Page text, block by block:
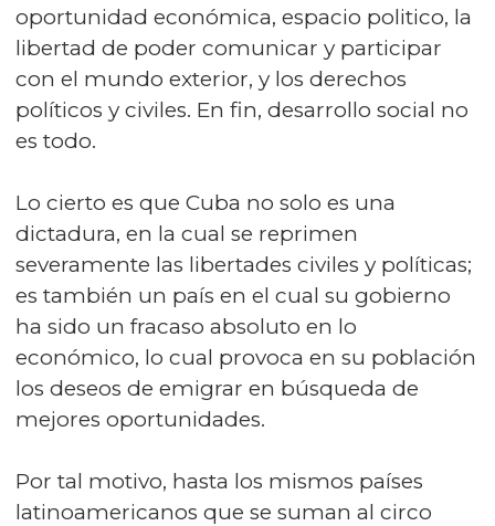
oportunidad económica, espacio politico, la
libertad de poder comunicar y participar
con el mundo exterior, y los derechos
políticos y civiles. En fin, desarrollo social no
es todo.
Lo cierto es que Cuba no solo es una
dictadura, en la cual se reprimen
severamente las libertades civiles y políticas;
es también un país en el cual su gobierno
ha sido un fracaso absoluto en lo
económico, lo cual provoca en su población
los deseos de emigrar en búsqueda de
mejores oportunidades.
Por tal motivo, hasta los mismos países
latinoamericanos que se suman al circo